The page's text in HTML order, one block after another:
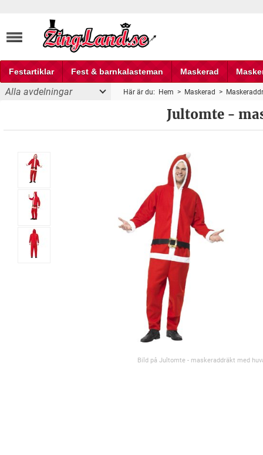
Festartiklar Fest & barnkalasteman Maskerad
Fest och partyprylar
Alla avdelningar Här är du: Hem > Maskerad >
Jultomte -
Bild på Jultomte - maskeraddräkt med